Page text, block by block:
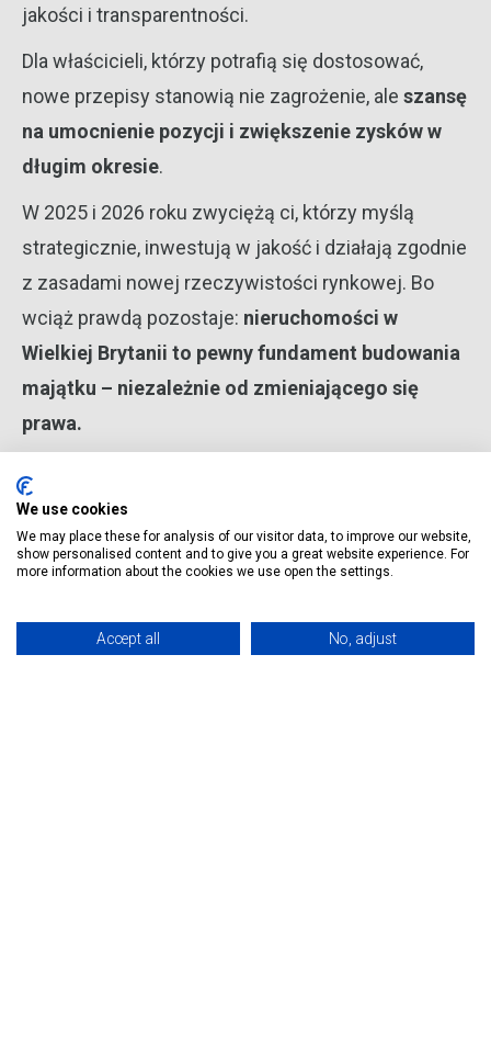
jakości i transparentności.
Dla właścicieli, którzy potrafią się dostosować,
nowe przepisy stanowią nie zagrożenie, ale szansę
na umocnienie pozycji i zwiększenie zysków w
długim okresie.
W 2025 i 2026 roku zwyciężą ci, którzy myślą
strategicznie, inwestują w jakość i działają zgodnie
z zasadami nowej rzeczywistości rynkowej. Bo
wciąż prawdą pozostaje: nieruchomości w
Wielkiej Brytanii to pewny fundament budowania
majątku – niezależnie od zmieniającego się
prawa.
Magda Mikulska
Tax Adviser Wisetax Founder
We use cookies
We may place these for analysis of our visitor data, to improve our website,
show personalised content and to give you a great website experience. For
more information about the cookies we use open the settings.
Accept all No, adjust